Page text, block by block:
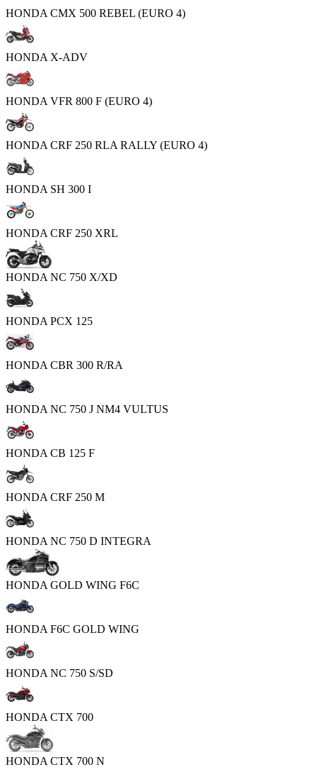
HONDA CMX 500 REBEL (EURO 4)
HONDA X-ADV
HONDA VFR 800 F (EURO 4)
HONDA CRF 250 RLA RALLY (EURO 4)
HONDA SH 300 I
HONDA CRF 250 XRL
HONDA NC 750 X/XD
HONDA PCX 125
HONDA CBR 300 R/RA
HONDA NC 750 J NM4 VULTUS
HONDA CB 125 F
HONDA CRF 250 M
HONDA NC 750 D INTEGRA
HONDA GOLD WING F6C
HONDA F6C GOLD WING
HONDA NC 750 S/SD
HONDA CTX 700
HONDA CTX 700 N